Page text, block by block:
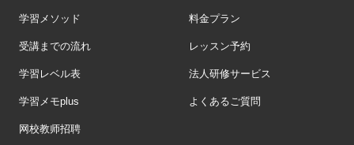
学習メソッド 料金プラン
受講までの流れ レッスン予約
学習レベル表 法人研修サービス
学習メモplus よくあるご質問
网校教师招聘